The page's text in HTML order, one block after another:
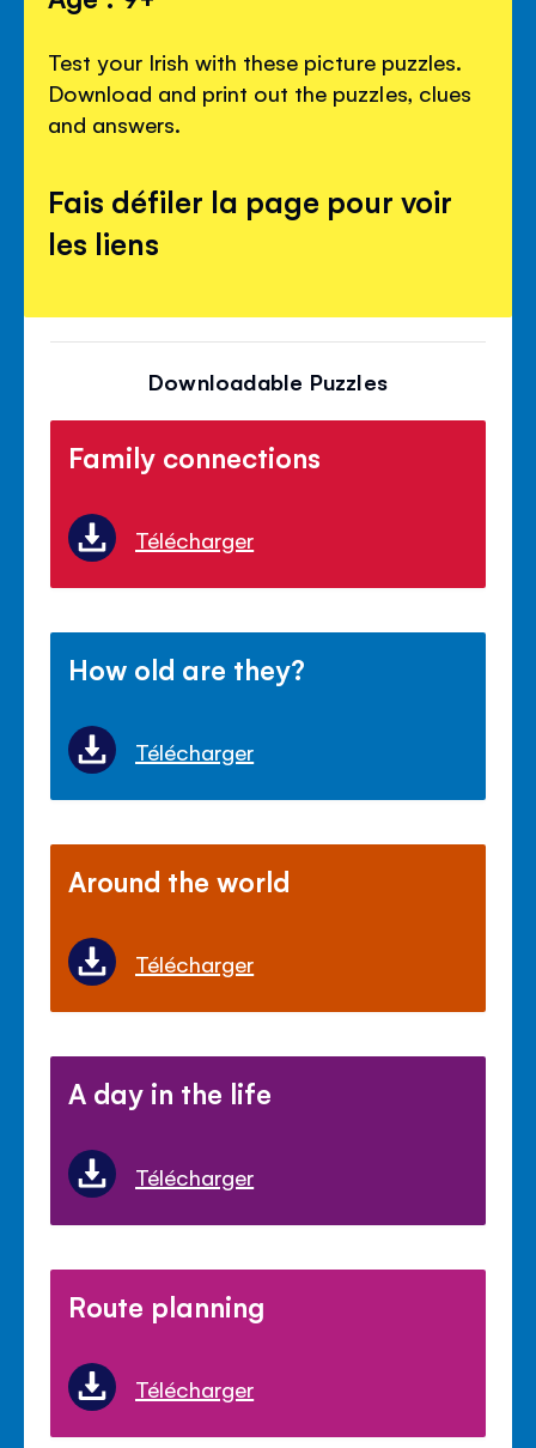
Test your Irish with these picture puzzles.
Download and print out the puzzles, clues
and answers.
Fais défiler la page pour voir
les liens
Downloadable Puzzles
Family connections
Télécharger
How old are they?
Télécharger
Around the world
Télécharger
A day in the life
Télécharger
Route planning
Télécharger